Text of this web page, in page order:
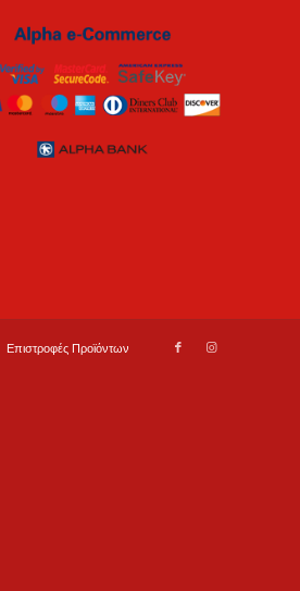
Επιστροφές Προϊόντων